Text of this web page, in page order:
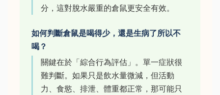
分，這對脫水嚴重的倉鼠更安全有效。
如何判斷倉鼠是喝得少，還是生病了所以不
喝？
關鍵在於「綜合行為評估」。單一症狀很
難判斷。如果只是飲水量微減，但活動
力、食慾、排泄、體重都正常，那可能只